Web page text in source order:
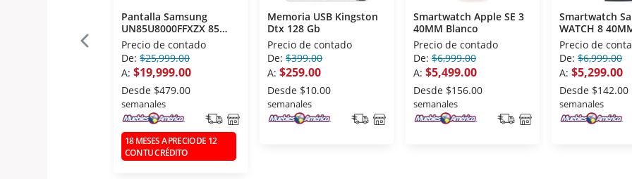
Pantalla Samsung
UN85U8000FFXZX 85
Pulgadas Crystal
Precio de contado
De: $25,999.00
A: $19,999.00
Desde $479.00
semanales
18 MESES A PRECIO DE 12
CON TU CRÉDITO
Memoria USB Kingston
Dtx 128 Gb
Precio de contado
De: $399.00
A: $259.00
Desde $10.00
semanales
Smartwatch Apple SE 3
40MM Blanco
Precio de contado
De: $6,999.00
A: $5,499.00
Desde $156.00
semanales
Smartwatch
WATCH 8
Precio de
De: $6,999.00
A: $5,299.00
Desde $142.00
semanales